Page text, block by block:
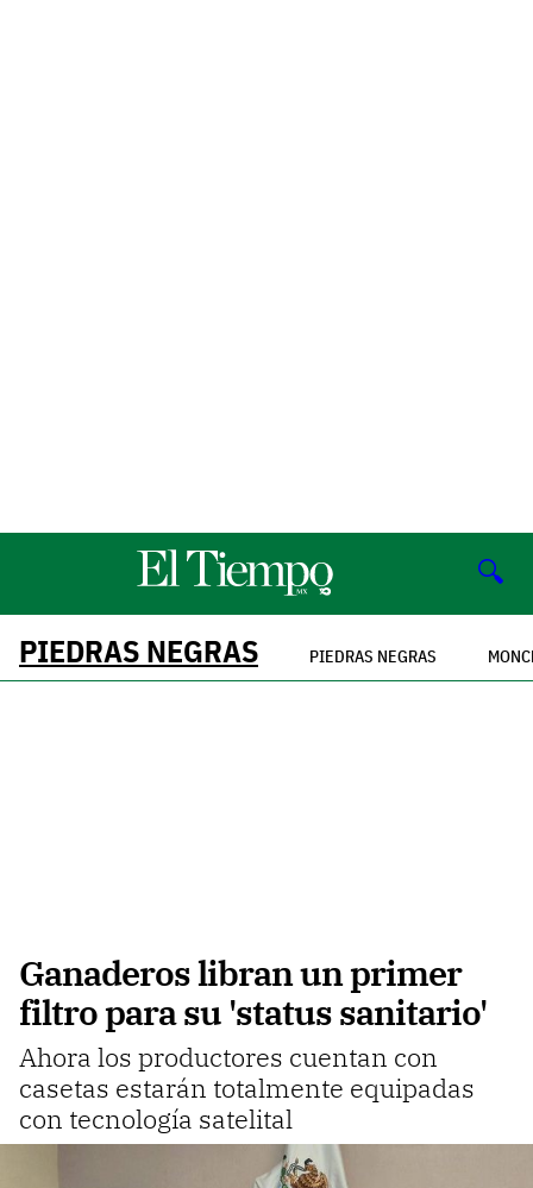
🔍
PIEDRAS NEGRAS PIEDRAS NEGRAS
Ganaderos libran un primer
filtro para su 'status sanitario'
Ahora los productores cuentan con
casetas estarán totalmente equipadas
con tecnología satelital